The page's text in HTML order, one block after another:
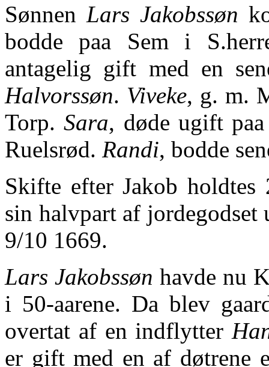
Sønnen Lars Jakobssøn
bodde paa Sem i
antagelig gift med en
Halvorssøn. Viveke, g. m.
Torp.Sara, døde ugift
Ruelsrød. Randi, bodde
Skifte efter Jakob
sin halvpart af jordegodset
9/10 1669.
Lars Jakobssøn havde nu
i 50-aarene. Da blev
overtat af en indflytter
er gift med en af døtrene